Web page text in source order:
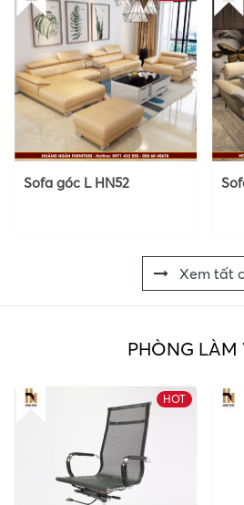
Sofa góc L HN52
Xem tất
PHÒNG LÀM
HOT